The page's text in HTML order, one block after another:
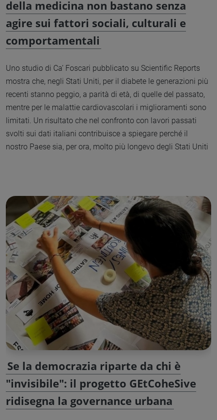
della medicina non bastano senza
agire sui fattori sociali, culturali e
comportamentali
Uno studio di Ca’ Foscari pubblicato su Scientific Reports
mostra che, negli Stati Uniti, per il diabete le generazioni più
recenti stanno peggio, a parità di età, di quelle del passato,
mentre per le malattie cardiovascolari i miglioramenti sono
limitati. Un risultato che nel confronto con lavori passati
svolti sui dati italiani contribuisce a spiegare perché il
nostro Paese sia, per ora, molto più longevo degli Stati Uniti
Se la democrazia riparte da chi è
"invisibile": il progetto GEtCoheSive
ridisegna la governance urbana